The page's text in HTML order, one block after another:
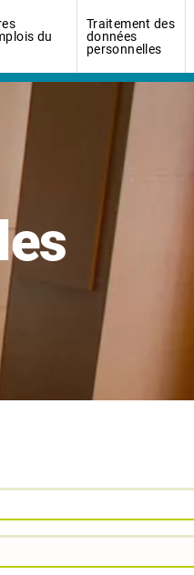
du
Traitement des
données
personnelles